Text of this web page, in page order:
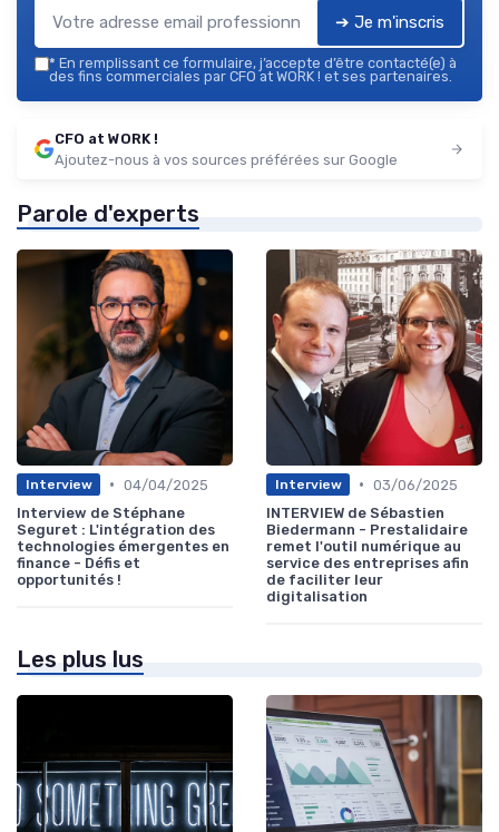
➔ Je m'inscris
* En remplissant ce formulaire, j’accepte d’être contacté(e) à
des fins commerciales par CFO at WORK ! et ses partenaires.
CFO at WORK !
Ajoutez-nous à vos sources préférées sur Google
Parole d'experts
Interview • 04/04/2025
Interview de Stéphane
Seguret : L'intégration des
technologies émergentes en
finance - Défis et
opportunités !
Interview • 03/06/2025
INTERVIEW de Sébastien
Biedermann - Prestalidaire
remet l'outil numérique au
service des entreprises afin
de faciliter leur
digitalisation
Les plus lus